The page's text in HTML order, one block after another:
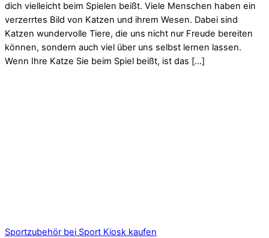
dich vielleicht beim Spielen beißt. Viele Menschen haben ein
verzerrtes Bild von Katzen und ihrem Wesen. Dabei sind
Katzen wundervolle Tiere, die uns nicht nur Freude bereiten
können, sondern auch viel über uns selbst lernen lassen.
Wenn Ihre Katze Sie beim Spiel beißt, ist das […]
Sportzubehör bei Sport Kiosk kaufen